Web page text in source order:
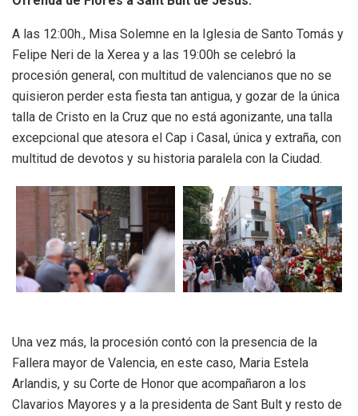
A las 12:00h., Misa Solemne en la Iglesia de Santo Tomás y
Felipe Neri de la Xerea y a las 19:00h se celebró la
procesión general, con multitud de valencianos que no se
quisieron perder esta fiesta tan antigua, y gozar de la única
talla de Cristo en la Cruz que no está agonizante, una talla
excepcional que atesora el Cap i Casal, única y extraña, con
multitud de devotos y su historia paralela con la Ciudad.
Una vez más, la procesión contó con la presencia de la
Fallera mayor de Valencia, en este caso, Maria Estela
Arlandis, y su Corte de Honor que acompañaron a los
Clavarios Mayores y a la presidenta de Sant Bult y resto de